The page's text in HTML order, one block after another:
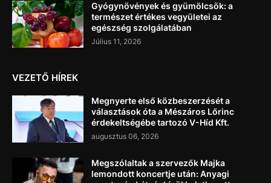
Gyógynövények és gyümölcsök: a
természet értékes vegyületei az
egészség szolgálatában
Július 11, 2026
VEZETŐ HÍREK
Megnyerte első közbeszerzését a
választások óta a Mészáros Lőrinc
érdekeltségébe tartozó V-Híd Kft.
augusztus 06, 2026
Megszólaltak a szervezők Majka
lemondott koncertje után: Anyagi